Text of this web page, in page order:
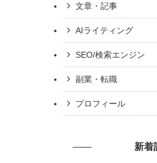
文章・記事
AIライティング
SEO/検索エンジン
副業・転職
プロフィール
新着